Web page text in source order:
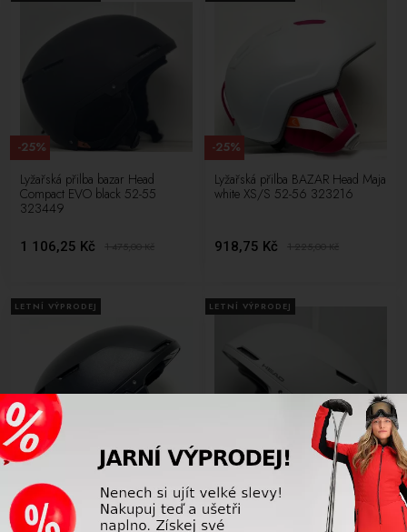
Lyžařská přilba bazar Head
Compact EVO black 52-55
323449
1 106,25 Kč 1 475,00Kč
-25%
Lyžařská přilba BAZAR Head Maja
white XS/S 52-56 323216
918,75 Kč 1 225,00Kč
-25%
LETNÍ VÝPRODEJ
Lyžařská přilba bazar Head
Charter EVO SR black M/L 56-
59cm 323167
-25%
LETNÍ VÝPRODEJ
Lyžařská přilba bazar Head
Compact W white M/L 56-59cm
322995
-25%